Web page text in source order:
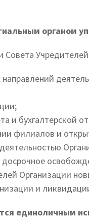
органом
и бухгалтерской
филиалов и
Организации
и
единоличным